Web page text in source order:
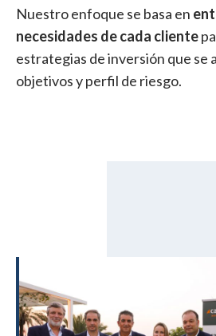
Nuestro enfoque se basa en
necesidades de cada cliente
estrategias de inversión que se
objetivos y perfil de riesgo.